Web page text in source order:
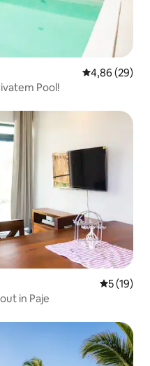
4,86 (29)
Pool!
5 (19)
in Paje